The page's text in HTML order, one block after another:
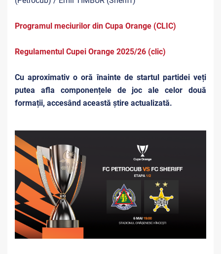
Programul meciurilor din Cupa Orange (CLIC)
Regulamentul Cupei Orange 2025/26 (clic)
Cu aproximativ o oră înainte de startul partidei veți
putea afla componențele de joc ale celor două
formații, accesând această știre actualizată.